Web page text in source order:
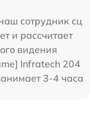
сотрудник сц
и рассчитает
видения
Infratech 204
3-4 часа